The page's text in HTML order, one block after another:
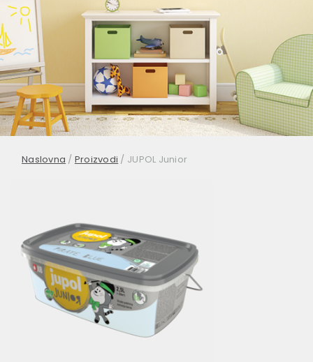
Naslovna / Proizvodi / JUPOL Junior